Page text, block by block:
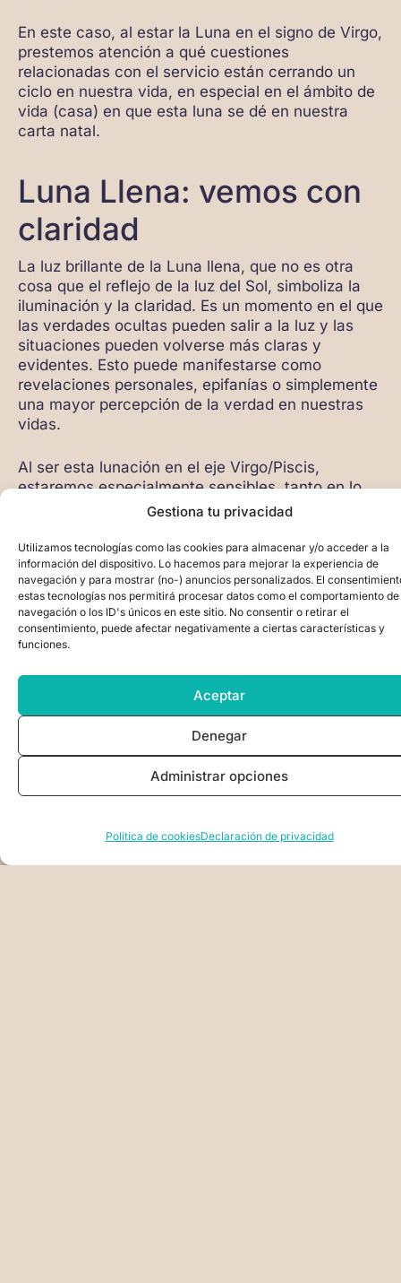
Gestiona tu privacidad
Utilizamos tecnologías como las cookies para almacenar y/o acceder a la
información del dispositivo. Lo hacemos para mejorar la experiencia de
navegación y para mostrar (no-) anuncios personalizados. El
estas tecnologías nos permitirá procesar datos como el comportamiento de
navegación o los ID's únicos en este sitio. No consentir o retirar el
consentimiento, puede afectar negativamente a ciertas características y
funciones.
Aceptar
Denegar
Administrar opciones
Política de cookiesDeclaración de privacidad
En este caso, al estar la Luna en el signo de Virgo,
prestemos atención a qué cuestiones
relacionadas con el servicio están cerrando un
ciclo en nuestra vida, en especial en el ámbito de
vida (casa) en que esta luna se dé en nuestra
carta natal.
Luna Llena: vemos con
claridad
La luz brillante de la Luna llena, que no es otra
cosa que el reflejo de la luz del Sol, simboliza la
iluminación y la claridad. Es un momento en el que
las verdades ocultas pueden salir a la luz y las
situaciones pueden volverse más claras y
evidentes. Esto puede manifestarse como
revelaciones personales, epifanías o simplemente
una mayor percepción de la verdad en nuestras
vidas.
Al ser esta lunación en el eje Virgo/Piscis,
estaremos especialmente sensibles, tanto en lo
emocional como en lo perceptivo. Es importante
muchas de esas revelaciones pueden surgir
mientras dormimos.
Las lunas llenas son también momentos de
profundo cambio y transformación, facilitando la
liberación de lo viejo y la apertura a lo nuevo. Es
sirve y para abrirnos a nuevas oportunidades y
caminos en nuestras vidas, especialmente en
temáticas relacionadas con este eje zodiacal.
Durante este tránsito lunar, es probable que nos
sintamos más sensibles a las emociones de los
de una manera práctica y tangible.
Es un momento excelente para practicar la